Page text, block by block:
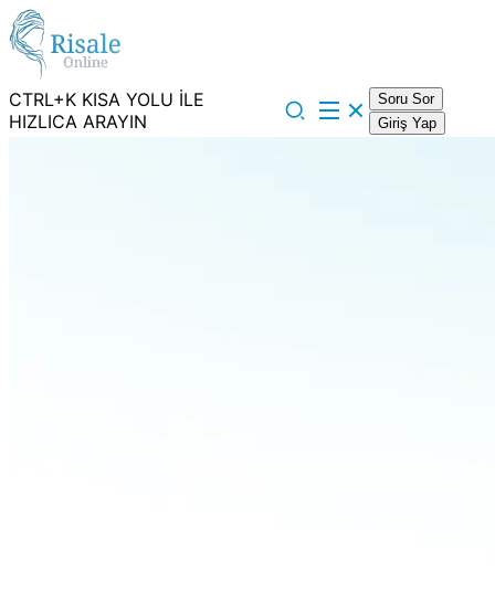
CTRL+K KISA YOLU İLE
HIZLICA ARAYIN
Soru Sor
Giriş Yap